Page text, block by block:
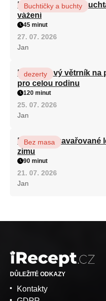
Hrnková maková
vážení
Buchtičky a buchty
45 minut
27. 07. 2026
Jan
Karamelový větrník na
pro celou rodinu
dezerty
120 minut
25. 07. 2026
Jan
Babiččino zavařované
zimu
Bez masa
90 minut
21. 07. 2026
Jan
DŮLEŽITÉ ODKAZY
Kontakty